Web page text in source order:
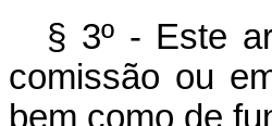
§ 3º - Este
comissão ou
bem como de